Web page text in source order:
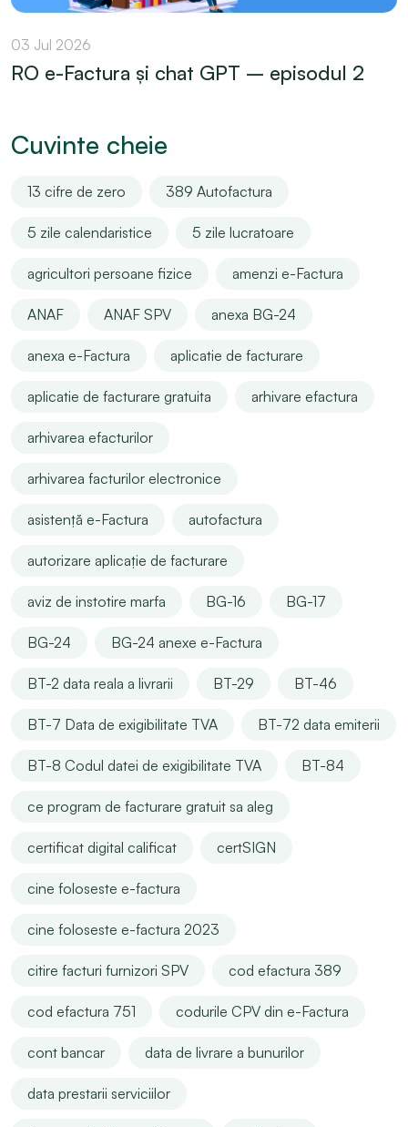
03 Jul 2026
RO e-Factura și chat GPT – episodul 2
Cuvinte cheie
13 cifre de zero 389 Autofactura
5 zile calendaristice 5 zile lucratoare
agricultori persoane fizice amenzi e-Factura
ANAF ANAF SPV anexa BG-24
anexa e-Factura aplicatie de facturare
aplicatie de facturare gratuita arhivare efactura
arhivarea efacturilor
arhivarea facturilor electronice
asistență e-Factura autofactura
autorizare aplicație de facturare
aviz de instotire marfa BG-16 BG-17
BG-24 BG-24 anexe e-Factura
BT-2 data reala a livrarii BT-29 BT-46
BT-7 Data de exigibilitate TVA BT-72 data emiterii
BT-8 Codul datei de exigibilitate TVA BT-84
ce program de facturare gratuit sa aleg
certificat digital calificat certSIGN
cine foloseste e-factura
cine foloseste e-factura 2023
citire facturi furnizori SPV cod efactura 389
cod efactura 751 codurile CPV din e-Factura
cont bancar data de livrare a bunurilor
data prestarii serviciilor